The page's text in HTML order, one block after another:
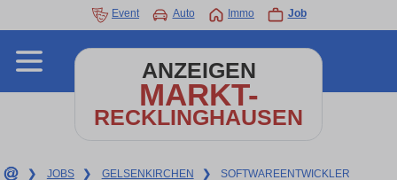
Event Auto Immo Job
ANZEIGEN
MARKT-
RECKLINGHAUSEN
❯ JOBS ❯ GELSENKIRCHEN ❯ SOFTWAREENTWICKLER